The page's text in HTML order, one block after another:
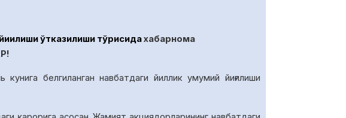
ўтказилиши тўғрисидахабарнома
белгиланган навбатдаги йиллик умумий йиғилиши